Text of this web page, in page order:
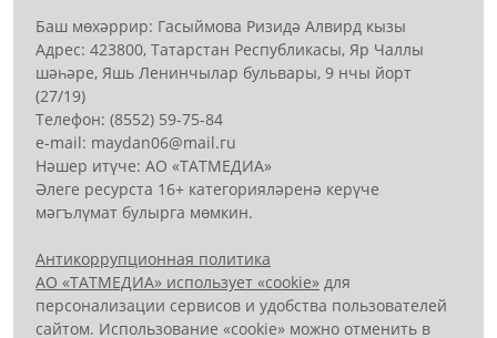
Баш мөхәррир: Гасыймова Ризидә Алвирд кызы
Адрес: 423800, Татарстан Республикасы, Яр Чаллы
шәһәре, Яшь Ленинчылар бульвары, 9 нчы йорт
(27/19)
Телефон: (8552) 59-75-84
е-mail: mауdаn06@mail.гu
Нәшер итүче: АО «ТАТМЕДИА»
Әлеге ресурста 16+ категорияләренә керүче
мәгълүмат булырга мөмкин.
Антикоррупционная политика
АО «ТАТМЕДИА» использует «cookie» для
персонализации сервисов и удобства пользователей
сайтом. Использование «cookie» можно отменить в